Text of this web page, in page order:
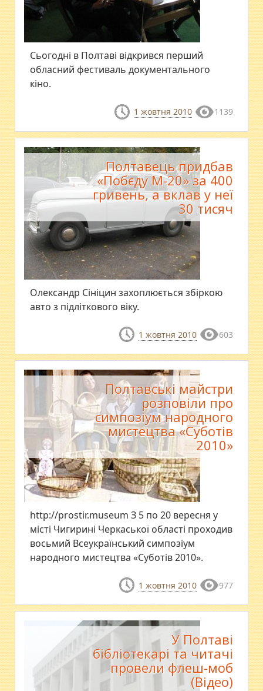
Сьогодні в Полтаві відкрився перший
обласний фестиваль документального
кіно.
1 жовтня 2010 1139
Полтавець придбав
«Побєду М-20» за 400
гривень, а вклав у неї
30 тисяч
Олександр Сініцин захоплюється збіркою
авто з підліткового віку.
1 жовтня 2010 603
Полтавські майстри
розповіли про
симпозіум народного
мистецтва «Суботів
2010»
http://prostir.museum З 5 по 20 вересня у
місті Чигирині Черкаської області проходив
восьмий Всеукраїнський симпозіум
народного мистецтва «Суботів 2010».
1 жовтня 2010 977
У Полтаві
бібліотекарі та читачі
провели флеш-моб
(Відео)